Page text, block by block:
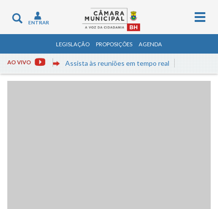
Toggle
navigation
ENTRAR
LEGISLAÇÃO PROPOSIÇÕES AGENDA
AO VIVO Assista às reuniões em tempo real